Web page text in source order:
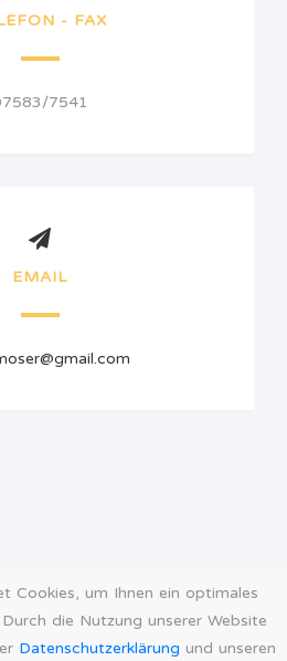
- FAX
7541
EMAIL
Cookies, um Ihnen ein optimales
die Nutzung unserer Website
Datenschutzerklärung und unseren